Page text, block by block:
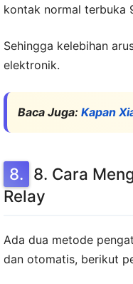
kontak normal terbuka
Sehingga kelebihan
elektronik.
Baca Juga: Kapan
8. Cara
Relay
Ada dua metode
dan otomatis, berikut